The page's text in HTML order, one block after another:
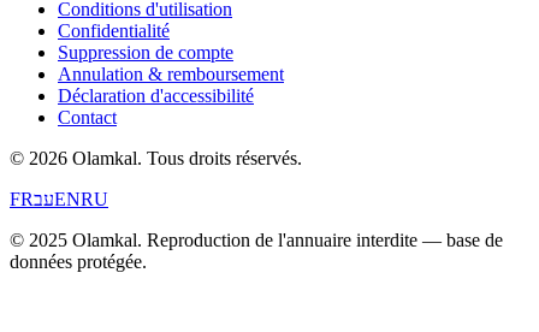
Conditions d'utilisation
Confidentialité
Suppression de compte
Annulation & remboursement
Déclaration d'accessibilité
Contact
© 2026 Olamkal. Tous droits réservés.
FRעבENRU
© 2025 Olamkal. Reproduction de l'annuaire interdite — base de
données protégée.